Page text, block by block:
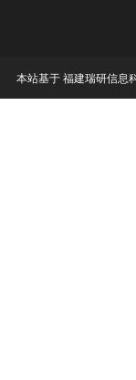
本站基于 福建瑞研信息